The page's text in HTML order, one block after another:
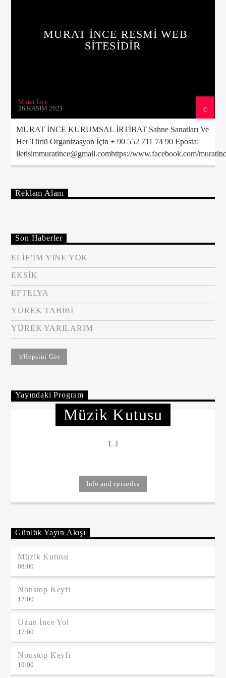
Canlı Yayın
MURAT İNCE RESMİ WEB
SİTESİDİR
Murat İnce
26 KASIM 2021
MURAT İNCE KURUMSAL İRTİBAT Sahne Sanatları Ve
Her Türlü Organizasyon İçin + 90 552 711 74 90 Eposta:
iletisimmuratince@gmail.comhttps://www.facebook.com/
Reklam Alanı
Son Haberler
ELİF’İM YİNE YOK
EKSİK
EFTELYA
YÜREK TABİBİ
YÜREK YARILARIM
Hepsini Gör
Yayındaki Program
Müzik Kutusu
[...]
Info and episodes
Günlük Yayın Akışı
Müzik Kutusu
08:00
Nonstop Keyfi
12:00
Uzun İnce Yol
17:00
Nonstop Keyfi
19:00